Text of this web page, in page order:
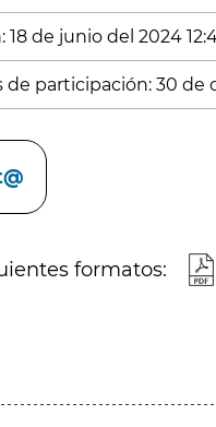
de junio del 2024
participación: 30 de
formatos: